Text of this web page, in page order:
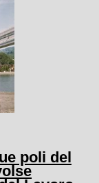
poli del